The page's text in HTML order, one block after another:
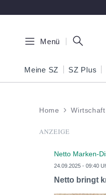
Menü
Meine SZ SZ Plus
Home Wirtschaft
ANZEIGE
Netto Marken-
24.09.2025 - 09:40
Netto bringt